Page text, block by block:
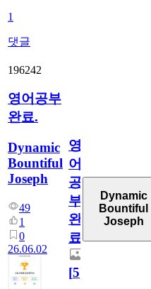
1
댓글
196242
영어공부
완료.
Dynamic
Bountiful
Joseph
49
1
0
26.06.02
영
어
공
부
완
료.
[5]
Dynamic
Bountiful
Joseph